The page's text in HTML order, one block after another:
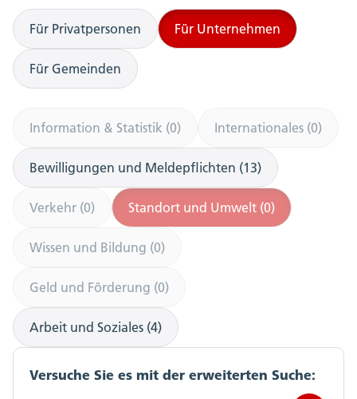
Für Privatpersonen Für Unternehmen
Für Gemeinden
Information & Statistik (0) Internationales (0)
Bewilligungen und Meldepflichten (13)
Verkehr (0) Standort und Umwelt (0)
Wissen und Bildung (0)
Geld und Förderung (0)
Arbeit und Soziales (4)
Versuche Sie es mit der erweiterten Suche: